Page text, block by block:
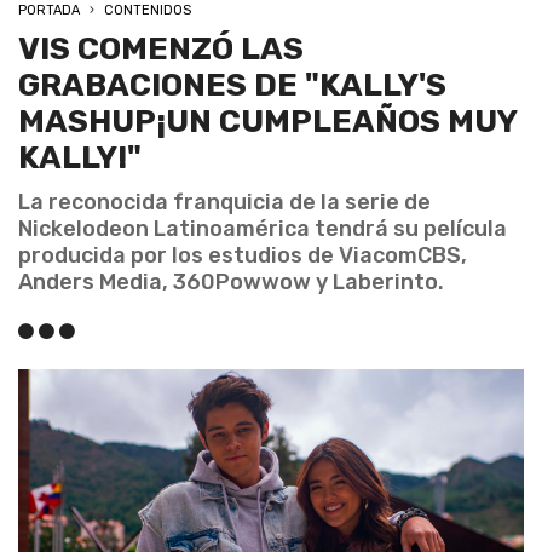
PORTADA CONTENIDOS
VIS COMENZÓ LAS
GRABACIONES DE "KALLY'S
MASHUP¡UN CUMPLEAÑOS MUY
KALLY!"
La reconocida franquicia de la serie de
Nickelodeon Latinoamérica tendrá su película
producida por los estudios de ViacomCBS,
Anders Media, 360Powwow y Laberinto.